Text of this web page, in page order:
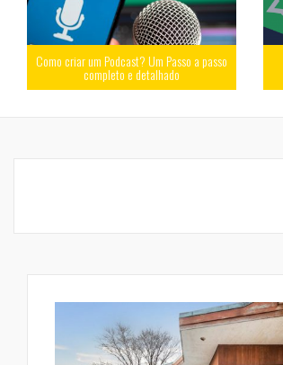
Como criar um Podcast? Um Passo a passo
completo e detalhado